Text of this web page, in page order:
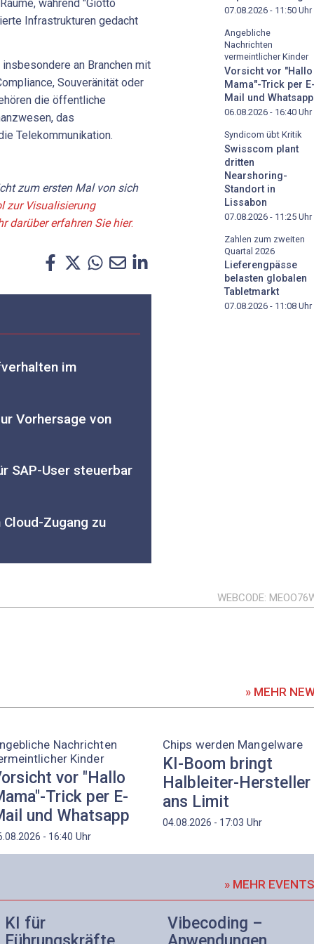
während "Giotto
Infrastrukturen gedacht
an Branchen mit
Souveränität oder
die öffentliche
das
Telekommunikation.
zum ersten Mal von sich
zur Visualisierung
darüber erfahren Sie hier.
im
Vorhersage von
SAP-User steuerbar
Zugang zu
07.08.2026 - 11:50 Uhr
Angebliche
Nachrichten
vermeintlicher Kinder
Vorsicht vor "Hallo
Mama"-Trick per
Mail und Whatsapp
06.08.2026 - 16:40 Uhr
Syndicom übt Kritik
Swisscom plant
dritten
Nearshoring-
Standort in
Lissabon
07.08.2026 - 11:25 Uhr
Zahlen zum zweiten
Quartal 2026
Lieferengpässe
belasten globalen
Tabletmarkt
07.08.2026 - 11:08 Uhr
WEBCODE
» MEHR
Nachrichten
Kinder
vor "Hallo
Trick per E-
und Whatsapp
- 16:40 Uhr
Chips werden Mangelware
KI-Boom bringt
Halbleiter-Hersteller
ans Limit
04.08.2026 - 17:03 Uhr
» MEHR
KI für
Vibecoding –